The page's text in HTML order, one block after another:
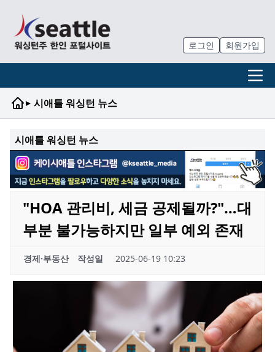
로그인 회원가입
▸ 시애틀 워싱턴 뉴스
시애틀 워싱턴 뉴스
"HOA 관리비, 세금 공제될까?"…대
부분 불가능하지만 일부 예외 존재
경제·부동산 작성일 2025-06-19 10:23